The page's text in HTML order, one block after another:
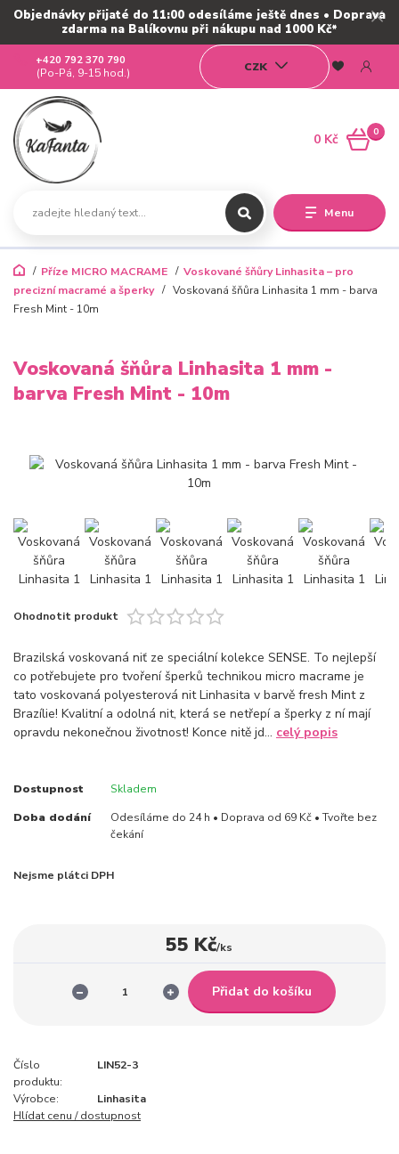
Objednávky přijaté do 11:00 odesíláme ještě dnes • Doprava
zdarma na Balíkovnu při nákupu nad 1000 Kč*
Menu
CZK
+420 792 370 790
(Po-Pá, 9-15 hod.)
0
0 Kč
Příze MICRO MACRAME
Voskované šňůry Linhasita – pro
precizní macramé a šperky
Voskovaná šňůra Linhasita 1 mm - barva
Fresh Mint - 10m
Voskovaná šňůra Linhasita 1 mm -
barva Fresh Mint - 10m
Ohodnotit produkt
Brazilská voskovaná niť ze speciální kolekce SENSE. To nejlepší
co potřebujete pro tvoření šperků technikou micro macrame je
tato voskovaná polyesterová nit Linhasita v barvě fresh Mint z
Brazílie! Kvalitní a odolná nit, která se netřepí a šperky z ní mají
opravdu nekonečnou životnost! Konce nitě jd... celý popis
Dostupnost Skladem
Doba dodání
Odesíláme do 24 h • Doprava od 69 Kč • Tvořte bez
čekání
Nejsme plátci DPH
55 Kč/ks
Přidat do košíku
Číslo
produktu:
LIN52-3
Výrobce:
Linhasita
Hlídat cenu / dostupnost